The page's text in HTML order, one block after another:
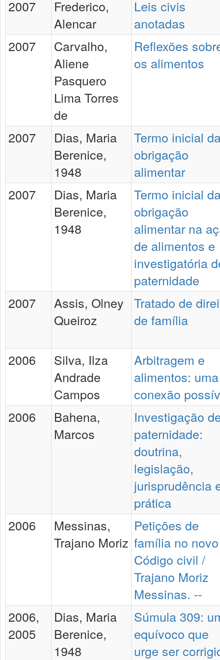
2007
Frederico,
Alencar
Leis civis
anotadas
2007
Carvalho,
Aliene
Pasquero
Lima Torres
de
Reflexões
os alimentos
2007
Dias, Maria
Berenice,
1948
Termo inicial
obrigação
alimentar
2007
Dias, Maria
Berenice,
1948
Termo inicial
obrigação
alimentar na
de alimentos e
investigatória
paternidade
2007
Assis, Olney
Queiroz
Tratado de
de família
2006
Silva, Ilza
Andrade
Campos
Arbitragem e
alimentos: uma
conexão
2006
Bahena,
Marcos
Investigação
paternidade:
doutrina,
legislação,
jurisprudência
prática
2006
Messinas,
Trajano Moriz
Petições de
família no novo
Código civil /
Trajano Moriz
Messinas. --
2006,
2005
Dias, Maria
Berenice,
1948
Súmula 309:
equívoco que
urge ser